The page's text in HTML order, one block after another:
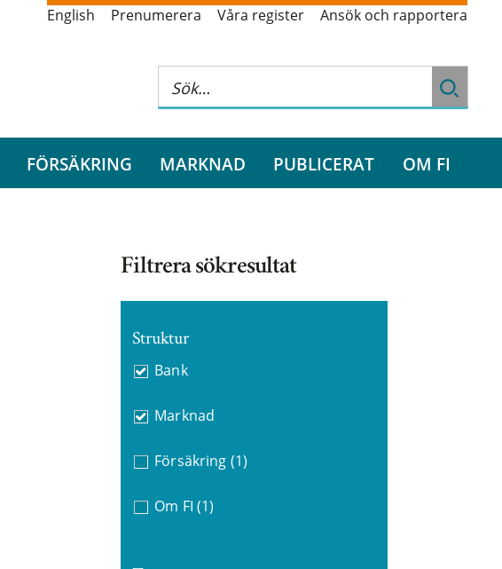
English Prenumerera Våra register Ansök och rapportera
FÖRSÄKRING MARKNAD PUBLICERAT OM FI
Filtrera sökresultat
Struktur
Bank
Marknad
Försäkring (1)
Om FI (1)